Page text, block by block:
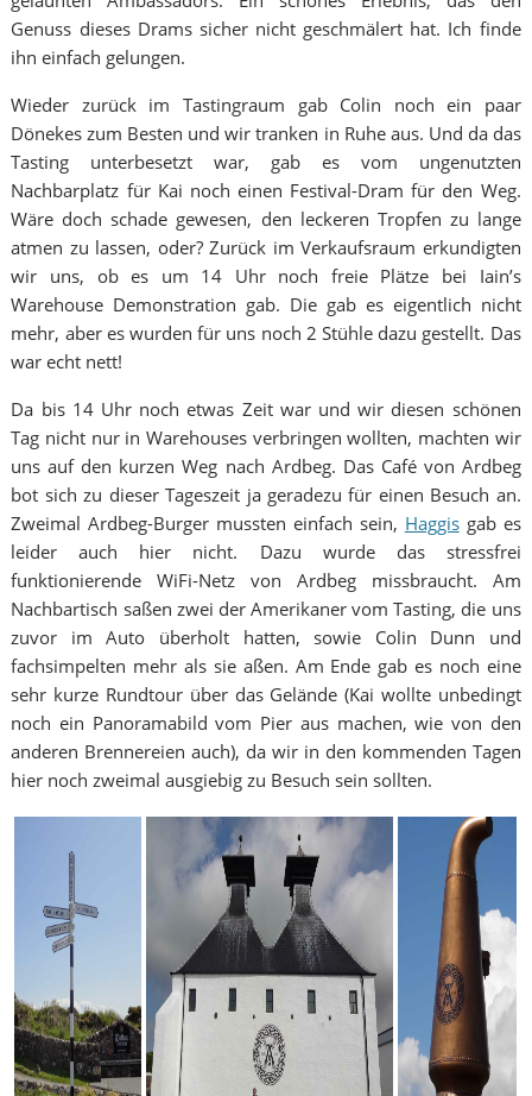
Genuss dieses Drams sicher nicht geschmälert hat. Ich finde
ihn einfach gelungen.
Wieder zurück im Tastingraum gab Colin noch ein paar
Dönekes zum Besten und wir tranken in Ruhe aus. Und da das
Tasting unterbesetzt war, gab es vom ungenutzten
Nachbarplatz für Kai noch einen Festival-Dram für den Weg.
Wäre doch schade gewesen, den leckeren Tropfen zu lange
atmen zu lassen, oder? Zurück im Verkaufsraum erkundigten
wir uns, ob es um 14 Uhr noch freie Plätze bei Iain’s
Warehouse Demonstration gab. Die gab es eigentlich nicht
mehr, aber es wurden für uns noch 2 Stühle dazu gestellt. Das
war echt nett!
Da bis 14 Uhr noch etwas Zeit war und wir diesen schönen
Tag nicht nur in Warehouses verbringen wollten, machten wir
uns auf den kurzen Weg nach Ardbeg. Das Café von Ardbeg
bot sich zu dieser Tageszeit ja geradezu für einen Besuch an.
Zweimal Ardbeg-Burger mussten einfach sein, Haggisgab es
leider auch hier nicht. Dazu wurde das stressfrei
funktionierende WiFi-Netz von Ardbeg missbraucht. Am
Nachbartisch saßen zwei der Amerikaner vom Tasting, die uns
zuvor im Auto überholt hatten, sowie Colin Dunn und
fachsimpelten mehr als sie aßen. Am Ende gab es noch eine
sehr kurze Rundtour über das Gelände (Kai wollte unbedingt
noch ein Panoramabild vom Pier aus machen, wie von den
anderen Brennereien auch), da wir in den kommenden Tagen
hier noch zweimal ausgiebig zu Besuch sein sollten.